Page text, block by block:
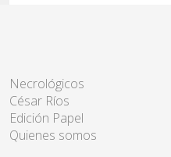
Necrológicos
César Ríos
Edición Papel
Quienes somos